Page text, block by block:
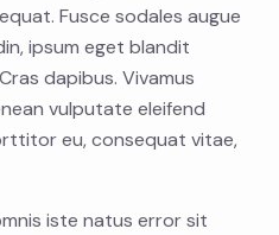
Fusce sodales augue
ipsum eget blandit
dapibus. Vivamus
vulputate eleifend
eu, consequat vitae,
iste natus error sit